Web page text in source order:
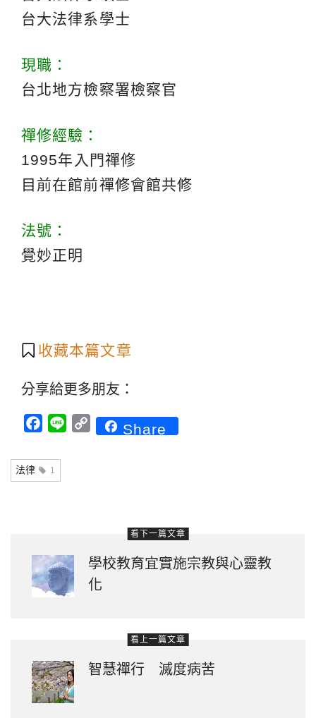
台大法律系學士
現職：
台北地方檢察署檢察官
禪修經驗：
1995年入門禪修
目前在館前禪修會館共修
法號：
覺妙正明
收藏本篇文章
分享給更多朋友：
Facebook
Line CopyShare
法律 1
看下一篇文章
學校教育宜實施宗教與心靈教
化
看上一篇文章
智慧禪行 滅度病苦